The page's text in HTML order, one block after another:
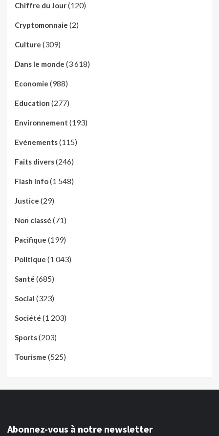
Chiffre du Jour(120)
Cryptomonnaie (2)
Culture (309)
Dans le monde (3 618)
Economie (988)
Education (277)
Environnement (193)
Evénements(115)
Faits divers(246)
Flash Info(1 548)
Justice (29)
Non classé (71)
Pacifique (199)
Politique (1 043)
Santé (685)
Social (323)
Société (1 203)
Sports(203)
Tourisme (525)
Abonnez-vous à notre newsletter